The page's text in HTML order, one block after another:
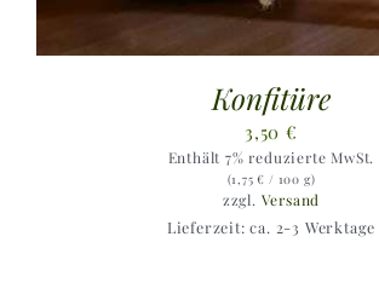
Konfitüre
3,50€
Enthält 7% reduzierte MwSt.
(1,75€ / 100 g)
zzgl. Versand
Lieferzeit: ca. 2-3 Werktage